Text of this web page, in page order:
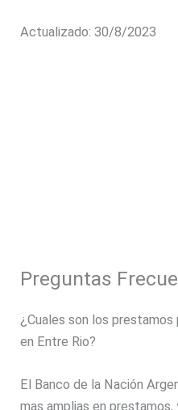
Actualizado: 30/8/2023
Preguntas
¿Cuales son los
en Entre Rio?
El Banco de la Nación
mas amplias en